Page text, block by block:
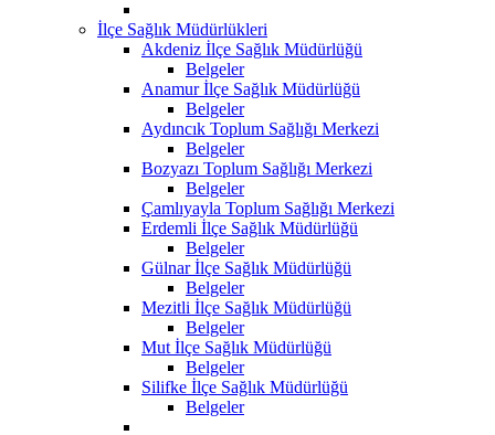
İlçe Sağlık Müdürlükleri
Akdeniz İlçe Sağlık Müdürlüğü
Belgeler
Anamur İlçe Sağlık Müdürlüğü
Belgeler
Aydıncık Toplum Sağlığı Merkezi
Belgeler
Bozyazı Toplum Sağlığı Merkezi
Belgeler
Çamlıyayla Toplum Sağlığı Merkezi
Erdemli İlçe Sağlık Müdürlüğü
Belgeler
Gülnar İlçe Sağlık Müdürlüğü
Belgeler
Mezitli İlçe Sağlık Müdürlüğü
Belgeler
Mut İlçe Sağlık Müdürlüğü
Belgeler
Silifke İlçe Sağlık Müdürlüğü
Belgeler